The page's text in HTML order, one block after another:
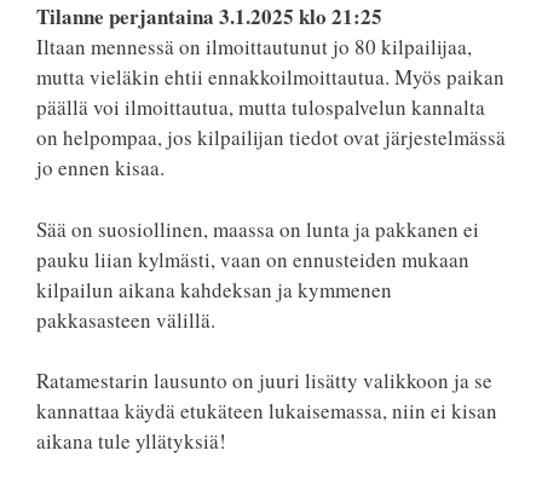
Tilanne perjantaina 3.1.2025 klo 21:25
Iltaan mennessä on ilmoittautunut jo 80 kilpailijaa,
mutta vieläkin ehtii ennakkoilmoittautua. Myös paikan
päällä voi ilmoittautua, mutta tulospalvelun kannalta
on helpompaa, jos kilpailijan tiedot ovat järjestelmässä
jo ennen kisaa.
Sää on suosiollinen, maassa on lunta ja pakkanen ei
pauku liian kylmästi, vaan on ennusteiden mukaan
kilpailun aikana kahdeksan ja kymmenen
pakkasasteen välillä.
Ratamestarin lausunto on juuri lisätty valikkoon ja se
kannattaa käydä etukäteen lukaisemassa, niin ei kisan
aikana tule yllätyksiä!